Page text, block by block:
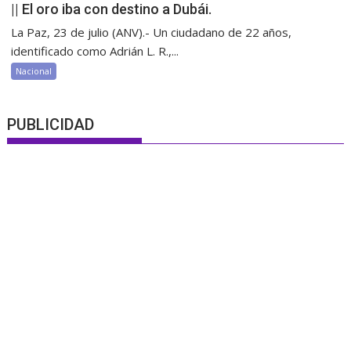
|| El oro iba con destino a Dubái.
La Paz, 23 de julio (ANV).- Un ciudadano de 22 años,
identificado como Adrián L. R.,...
Nacional
PUBLICIDAD